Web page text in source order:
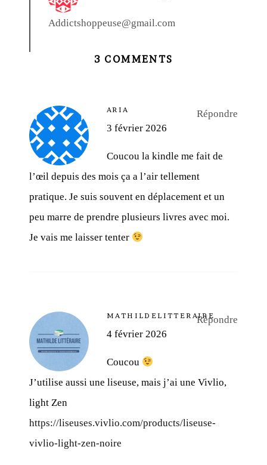
Addictshoppeuse@gmail.com
3 COMMENTS
ARIA
3 février 2026
Coucou la kindle me fait de
l’œil depuis des mois ça a l’air tellement
pratique. Je suis souvent en déplacement et un
peu marre de prendre plusieurs livres avec moi.
Je vais me laisser tenter
Répondre
MATHILDELITTERAIRE
4 février 2026
Coucou
J’utilise aussi une liseuse, mais j’ai une Vivlio,
light Zen
https://liseuses.vivlio.com/products/liseuse-
vivlio-light-zen-noire
Répondre